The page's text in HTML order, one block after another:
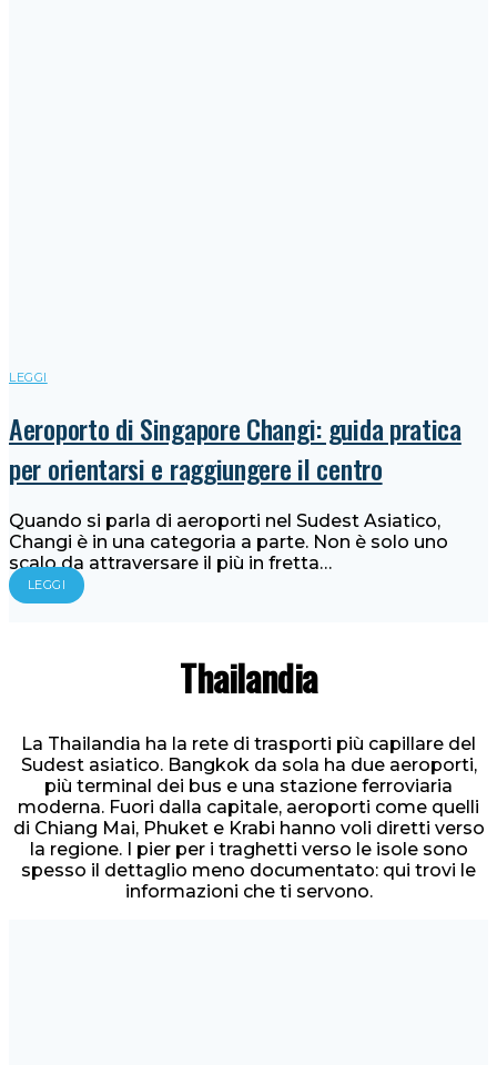
LEGGI
Aeroporto di Singapore Changi: guida pratica
per orientarsi e raggiungere il centro
Quando si parla di aeroporti nel Sudest Asiatico,
Changi è in una categoria a parte. Non è solo uno
scalo da attraversare il più in fretta…
LEGGI
Thailandia
La Thailandia ha la rete di trasporti più capillare del
Sudest asiatico. Bangkok da sola ha due aeroporti,
più terminal dei bus e una stazione ferroviaria
moderna. Fuori dalla capitale, aeroporti come quelli
di Chiang Mai, Phuket e Krabi hanno voli diretti verso
la regione. I pier per i traghetti verso le isole sono
spesso il dettaglio meno documentato: qui trovi le
informazioni che ti servono.